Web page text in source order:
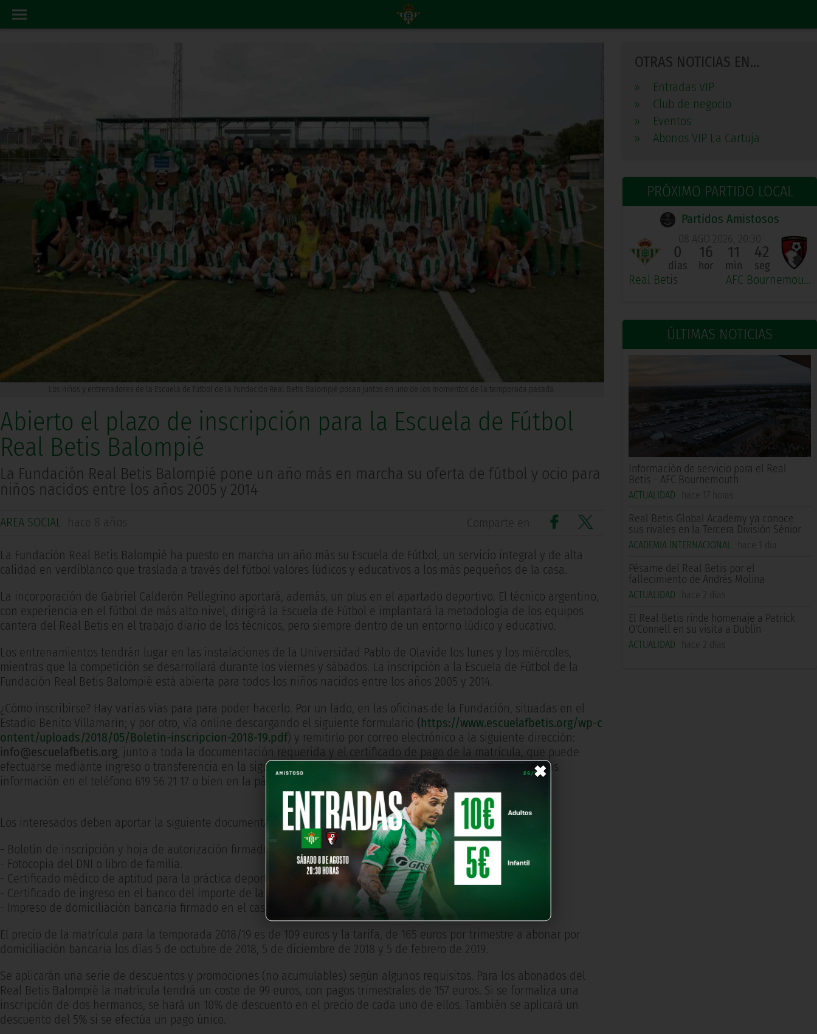
×
OTRAS NOTICIAS EN...
»
Entradas VIP
»
Club de negocio
»
Eventos
»
Abonos VIP La Cartuja
PRÓXIMO PARTIDO LOCAL
Partidos Amistosos
Real Betis
08 AGO 2026, 20:30
0
días
16
hor
11
min
41
seg
AFC Bournemouth
ÚLTIMAS NOTICIAS
Información de servicio para el Real
Betis - AFC Bournemouth
ACTUALIDAD hace 17 horas
Real Betis Global Academy ya conoce
sus rivales en la Tercera División Sénior
ACADEMIA INTERNACIONAL hace 1 día
Pésame del Real Betis por el
fallecimiento de Andrés Molina
ACTUALIDAD hace 2 días
El Real Betis rinde homenaje a Patrick
O'Connell en su visita a Dublín
ACTUALIDAD hace 2 días
Los niños y entrenadores de la Escuela de fútbol de la Fundación Real Betis Balompié posan juntos en uno de los momentos de la temporada pasada.
Abierto el plazo de inscripción para la Escuela de Fútbol
Real Betis Balompié
La Fundación Real Betis Balompié pone un año más en marcha su oferta de fútbol y ocio para
niños nacidos entre los años 2005 y 2014
AREA SOCIAL hace 8 años Comparte en
La Fundación Real Betis Balompié ha puesto en marcha un año más su Escuela de Fútbol, un servicio integral y de alta
calidad en verdiblanco que traslada a través del fútbol valores lúdicos y educativos a los más pequeños de la casa.
La incorporación de Gabriel Calderón Pellegrino aportará, además, un plus en el apartado deportivo. El técnico argentino,
con experiencia en el fútbol de más alto nivel, dirigirá la Escuela de Fútbol e implantará la metodología de los equipos
cantera del Real Betis en el trabajo diario de los técnicos, pero siempre dentro de un entorno lúdico y educativo.
Los entrenamientos tendrán lugar en las instalaciones de la Universidad Pablo de Olavide los lunes y los miércoles,
mientras que la competición se desarrollará durante los viernes y sábados. La inscripción a la Escuela de Fútbol de la
Fundación Real Betis Balompié está abierta para todos los niños nacidos entre los años 2005 y 2014.
¿Cómo inscribirse? Hay varias vías para para poder hacerlo. Por un lado, en las oficinas de la Fundación, situadas en el
Estadio Benito Villamarín; y por otro, vía online descargando el siguiente formulario ( https://www.escuelafbetis.org/wp-c
ontent/uploads/2018/05/Boletin-inscripcion-2018-19.pdf) y remitirlo por correo electrónico a la siguiente dirección:
info@escuelafbetis.org, junto a toda la documentación requerida y el certificado de pago de la matrícula, que puede
efectuarse mediante ingreso o transferencia en la siguiente cuenta corriente: ES06 2100 8440 46 2200048569. Más
información en el teléfono 619 56 21 17 o bien en la página web
https://www.escuelafbetis.org/.
Los interesados deben aportar la siguiente documentación:
- Boletín de inscripción y hoja de autorización firmados.
- Fotocopia del DNI o libro de familia.
- Certificado médico de aptitud para la práctica deportiva.
- Certificado de ingreso en el banco del importe de la matrícula.
- Impreso de domiciliación bancaria firmado en el caso de no realizar pago único.
El precio de la matrícula para la temporada 2018/19 es de 109 euros y la tarifa, de 165 euros por trimestre a abonar por
domiciliación bancaria los días 5 de octubre de 2018, 5 de diciembre de 2018 y 5 de febrero de 2019.
Se aplicarán una serie de descuentos y promociones (no acumulables) según algunos requisitos. Para los abonados del
Real Betis Balompié la matrícula tendrá un coste de 99 euros, con pagos trimestrales de 157 euros. Si se formaliza una
inscripción de dos hermanos, se hará un 10% de descuento en el precio de cada uno de ellos. También se aplicará un
descuento del 5% si se efectúa un pago único.